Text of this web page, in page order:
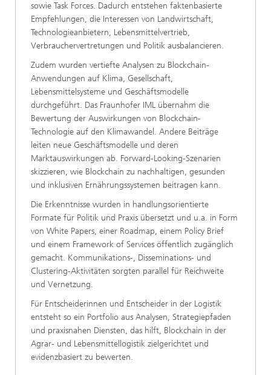
sowie Task Forces. Dadurch entstehen faktenbasierte
Empfehlungen, die Interessen von Landwirtschaft,
Technologieanbietern, Lebensmittelvertrieb,
Verbrauchervertretungen und Politik ausbalancieren.
Zudem wurden vertiefte Analysen zu Blockchain-
Anwendungen auf Klima, Gesellschaft,
Lebensmittelsysteme und Geschäftsmodelle
durchgeführt. Das Fraunhofer IML übernahm die
Bewertung der Auswirkungen von Blockchain-
Technologie auf den Klimawandel. Andere Beiträge
leiten neue Geschäftsmodelle und deren
Marktauswirkungen ab. Forward‑Looking‑Szenarien
skizzieren, wie Blockchain zu nachhaltigen, gesunden
und inklusiven Ernährungssystemen beitragen kann.
Die Erkenntnisse wurden in handlungsorientierte
Formate für Politik und Praxis übersetzt und u.a. in Form
von White Papers, einer Roadmap, einem Policy Brief
und einem Framework of Services öffentlich zugänglich
gemacht. Kommunikations-, Disseminations- und
Clustering-Aktivitäten sorgten parallel für Reichweite
und Vernetzung.
Für Entscheiderinnen und Entscheider in der Logistik
entsteht so ein Portfolio aus Analysen, Strategiepfaden
und praxisnahen Diensten, das hilft, Blockchain in der
Agrar- und Lebensmittellogistik zielgerichtet und
evidenzbasiert zu bewerten.